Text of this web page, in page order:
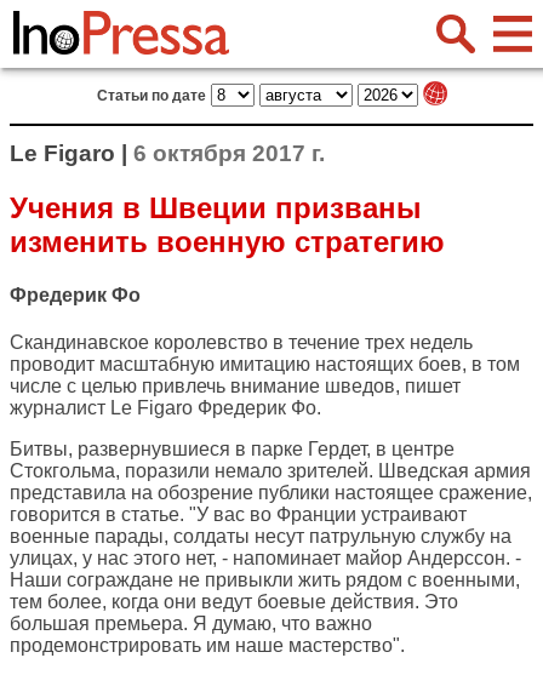
Статьи по дате
Le Figaro | 6 октября 2017 г.
Учения в Швеции призваны
изменить военную стратегию
Фредерик Фо
Скандинавское королевство в течение трех недель
проводит масштабную имитацию настоящих боев, в том
числе с целью привлечь внимание шведов, пишет
журналист Le Figaro Фредерик Фо.
Битвы, развернувшиеся в парке Гердет, в центре
Стокгольма, поразили немало зрителей. Шведская армия
представила на обозрение публики настоящее сражение,
говорится в статье. "У вас во Франции устраивают
военные парады, солдаты несут патрульную службу на
улицах, у нас этого нет, - напоминает майор Андерссон. -
Наши сограждане не привыкли жить рядом с военными,
тем более, когда они ведут боевые действия. Это
большая премьера. Я думаю, что важно
продемонстрировать им наше мастерство".